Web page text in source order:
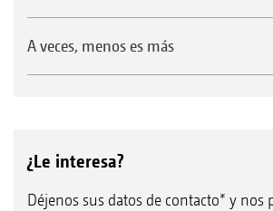
A veces, menos es más
¿Le interesa?
Déjenos sus datos de contacto* y nos